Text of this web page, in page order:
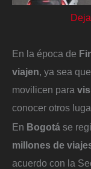
En la época de
viajen, ya sea
movilicen para
conocer otros
En Bogotá se
millones de
acuerdo con la